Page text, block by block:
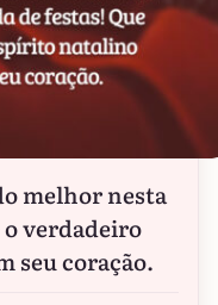
melhor nesta
o verdadeiro
seu coração.